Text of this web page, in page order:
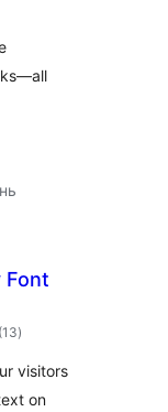
Font
(13загальний
рейтинг
)
visitors
on